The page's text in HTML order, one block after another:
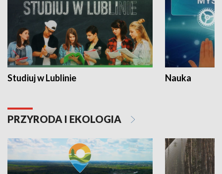
Studiuj w Lublinie Nauka
PRZYRODA I EKOLOGIA